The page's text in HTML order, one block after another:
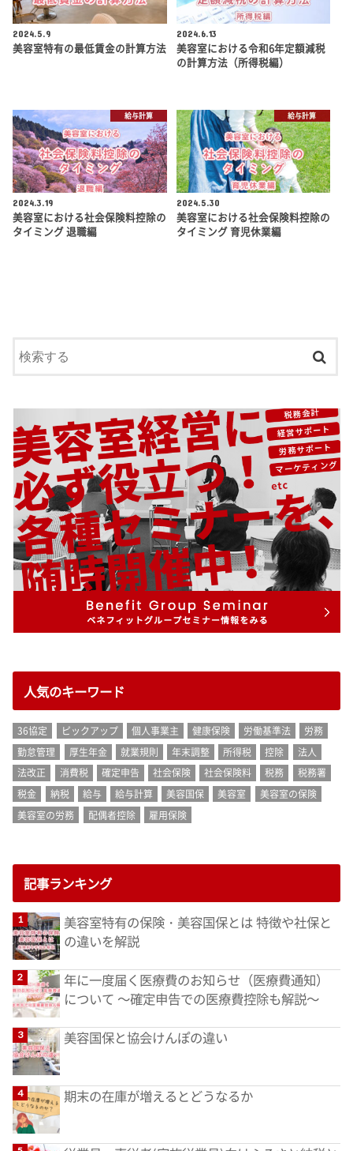
2024.5.9
美容室特有の最低賃金の計算方法
2024.6.13
美容室における令和6年定額減税
の計算方法（所得税編）
給与計算
2024.3.19
美容室における社会保険料控除の
タイミング 退職編
給与計算
2024.5.30
美容室における社会保険料控除の
タイミング 育児休業編
人気のキーワード
36協定 ピックアップ 個人事業主 健康保険 労働基準法
労務
勤怠管理
厚生年金 就業規則 年末調整 所得税 控除
法人
法改正
消費税 確定申告 社会保険 社会保険料 税務
税務署
税金
納税 給与 給与計算 美容国保 美容室
美容室の保険
美容室の労務
配偶者控除 雇用保険
記事ランキング
美容室特有の保険・美容国保とは 特徴や社保と
の違いを解説
年に一度届く医療費のお知らせ（医療費通知）
について ～確定申告での医療費控除も解説～
美容国保と協会けんぽの違い
期末の在庫が増えるとどうなるか